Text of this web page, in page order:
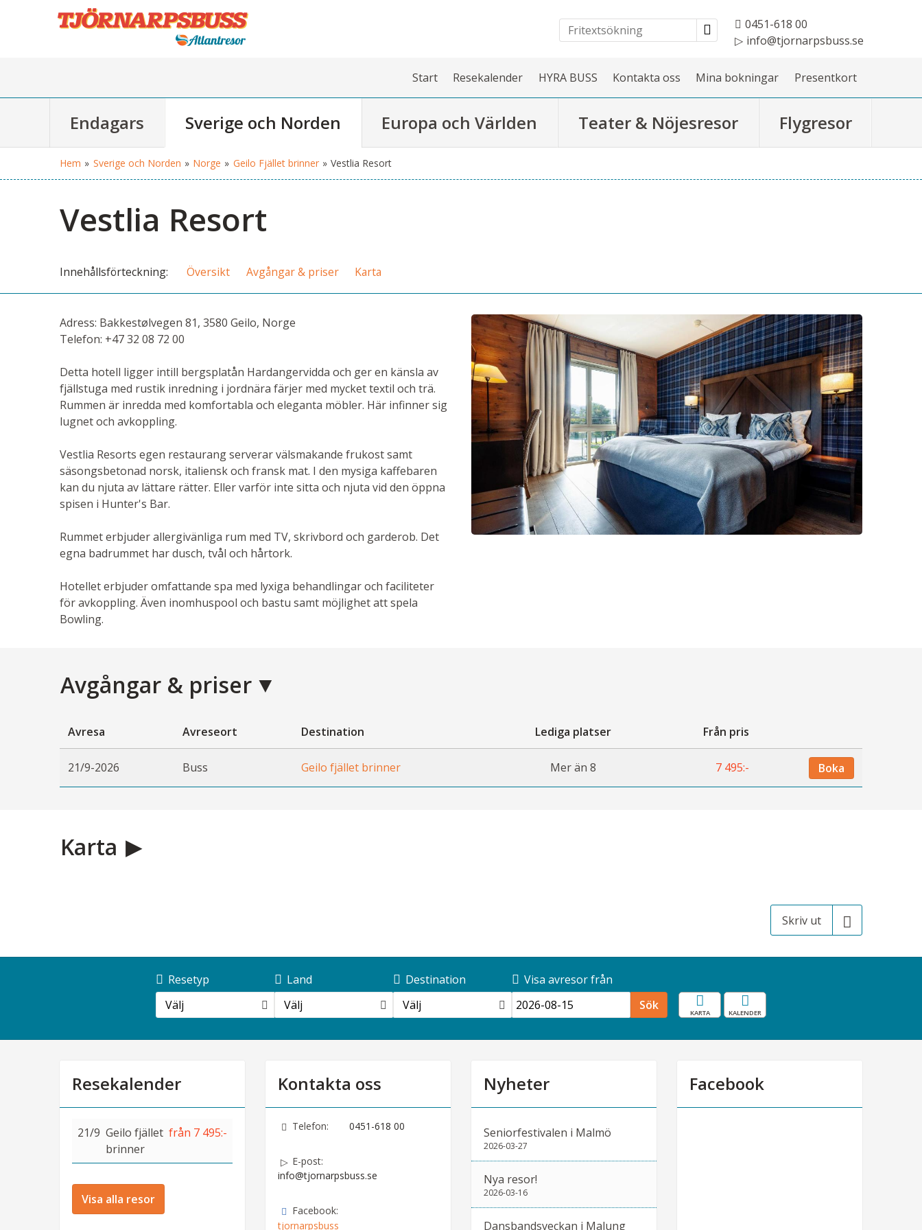
0451-618 00
info@tjornarpsbuss.se
Start Resekalender HYRA BUSS Kontakta oss Mina bokningar Presentkort
Endagars Sverige och Norden Europa och Världen Teater & Nöjesresor Flygresor
Hem » Sverige och Norden » Norge » Geilo Fjället brinner » Vestlia Resort
Vestlia Resort
Innehållsförteckning Översikt Avgångar & priser Karta
Adress: Bakkestølvegen 81, 3580 Geilo, Norge
Telefon: +47 32 08 72 00
Detta hotell ligger intill bergsplatån Hardangervidda och ger en känsla av
fjällstuga med rustik inredning i jordnära färjer med mycket textil och trä.
Rummen är inredda med komfortabla och eleganta möbler. Här infinner sig
lugnet och avkoppling.
Vestlia Resorts egen restaurang serverar välsmakande frukost samt
säsongsbetonad norsk, italiensk och fransk mat. I den mysiga kaffebaren
kan du njuta av lättare rätter. Eller varför inte sitta och njuta vid den öppna
spisen i Hunter's Bar.
Rummet erbjuder allergivänliga rum med TV, skrivbord och garderob. Det
egna badrummet har dusch, tvål och hårtork.
Hotellet erbjuder omfattande spa med lyxiga behandlingar och faciliteter
för avkoppling. Även inomhuspool och bastu samt möjlighet att spela
Bowling.
Avgångar & priser
Avresa Avreseort Destination Lediga platser Från pris
21/9-2026 Buss Geilo fjället brinner Mer än 8 7 495:- Boka
Karta
Skriv ut
Resetyp
Välj
Land
Välj
Destination
Välj
Visa avresor från
Sök
KartaResekalender
Resekalender
21/9 Geilo fjället
brinner
från 7 495:-
Visa alla resor
Kontakta oss
Telefon: 0451-618 00
E-post:
info@tjornarpsbuss.se
Facebook:
tjornarpsbuss
Nyheter
Seniorfestivalen i Malmö
2026-03-27
Nya resor!
2026-03-16
Dansbandsveckan i Malung
Facebook